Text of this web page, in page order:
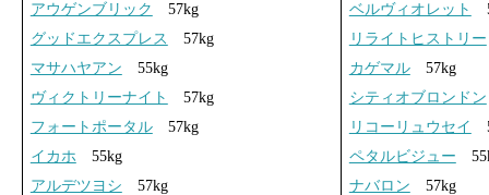
アウゲンブリック
57kg
グッドエクスプレス
57kg
マサハヤアン 55kg
ヴィクトリーナイト
57kg
フォートポータル57kg
イカホ 55kg
アルデツヨシ 57kg
ベルヴィオレット
リライトヒストリー
カゲマル57kg
シティオブロンドン
リコーリュウセイ
ペタルビジュー
ナバロン 57kg